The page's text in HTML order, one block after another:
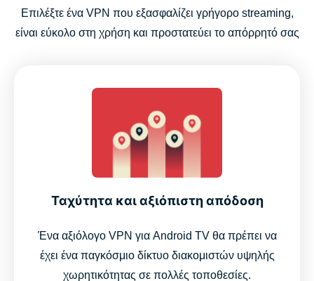
Επιλέξτε ένα VPN που εξασφαλίζει γρήγορο streaming,
είναι εύκολο στη χρήση και προστατεύει το απόρρητό σας
Ταχύτητα και αξιόπιστη απόδοση
Ένα αξιόλογο VPN για Android TV θα πρέπει να
έχει ένα παγκόσμιο δίκτυο διακομιστών υψηλής
χωρητικότητας σε πολλές τοποθεσίες.